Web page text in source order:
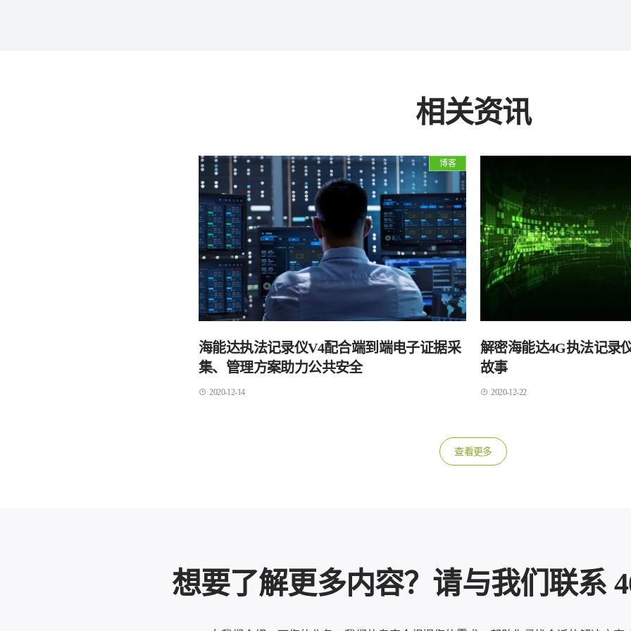
相关资讯
博客
海能达执法记录仪V4配合端到端电子证据采
集、管理方案助力公共安全
2020-12-14
解密海能达4G执法记录
故事
2020-12-22
查看更多
想要了解更多内容？请与我们联系